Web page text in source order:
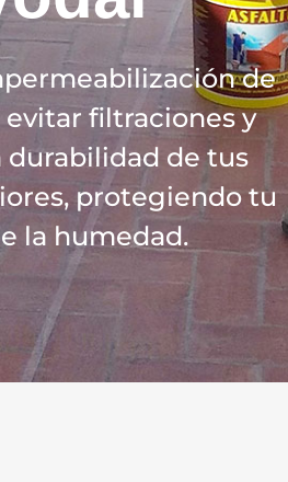
de
evitar filtraciones y
durabilidad de tus
protegiendo tu
la humedad.